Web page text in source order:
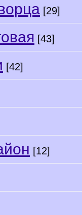
[29]
[43]
[42]
[12]